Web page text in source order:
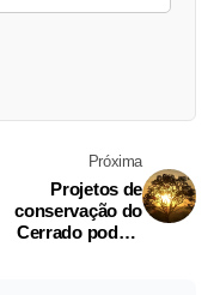
Próxima
Projetos de
conservação do
Cerrado podem